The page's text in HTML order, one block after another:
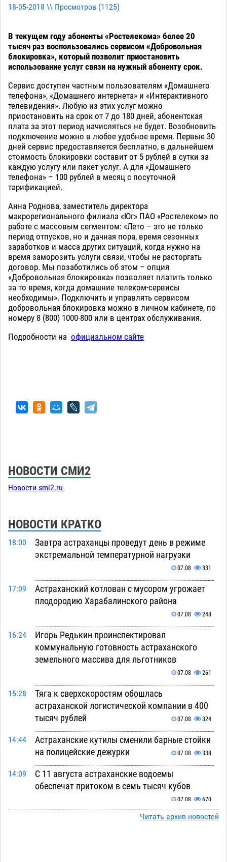
18-05-2018 \\ Просмотров (1125)
В текущем году абоненты «Ростелекома» более 20
тысяч раз воспользовались сервисом «Добровольная
блокировка», который позволит приостановить
использование услуг связи на нужный абоненту срок.
Сервис доступен частным пользователям «Домашнего
телефона», «Домашнего интернета» и «Интерактивного
телевидения». Любую из этих услуг можно
приостановить на срок от 7 до 180 дней, абонентская
плата за этот период начисляться не будет. Возобновить
подключение можно в любое удобное время. Первые 30
дней сервис предоставляется бесплатно, в дальнейшем
стоимость блокировки составит от 5 рублей в сутки за
каждую услугу или пакет услуг. А для «Домашнего
телефона» – 100 рублей в месяц с посуточной
тарификацией.
Анна Роднова, заместитель директора
макрорегионального филиала «Юг» ПАО «Ростелеком» по
работе с массовым сегментом: «Лето – это не только
период отпусков, но и дачная пора, время сезонных
заработков и масса других ситуаций, когда нужно на
время заморозить услуги связи, чтобы не расторгать
договор. Мы позаботились об этом – опция
«Добровольная блокировка» позволяет платить только
за то время, когда домашние телеком-сервисы
необходимы». Подключить и управлять сервисом
добровольная блокировка можно в личном кабинете, по
номеру 8 (800) 1000-800 или в центрах обслуживания.
Подробности на официальном сайте
НОВОСТИ СМИ2
Новости smi2.ru
НОВОСТИ КРАТКО
18:00
Завтра астраханцы проведут день в режиме
экстремальной температурной нагрузки
07.08 331
17:09
Астраханский котлован с мусором угрожает
плодородию Харабалинского района
07.08 248
16:24
Игорь Редькин проинспектировал
коммунальную готовность астраханского
земельного массива для льготников
07.08 261
15:28
Тяга к сверхскоростям обошлась
астраханской логистической компании в 400
тысяч рублей
07.08 324
14:44
Астраханские кутилы сменили барные стойки
на полицейские дежурки
07.08 338
14:09
С 11 августа астраханские водоемы
обеспечат притоком в семь тысяч кубов
07.08 670
Астраханский аэропорт попробует отбиться
Читать архив новостей